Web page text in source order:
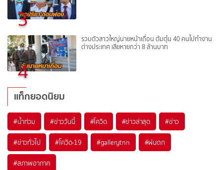
3
4
รวบตัวสาวใหญ่นายหน้าเถื่อน ต้มตุ๋น 40 คนไปทำงาน
ต่างประเทศ เสียหายกว่า 8 ล้านบาท
แท็กยอดนิยม
#น้ำท่วม #ข่าววันนี้ #โควิด #ข่าวล่าสุด #ข่าว
#ข่าวทั่วไป #โควิด-19 #gallerytnn #ฝนตก
#สภาพอากาศ